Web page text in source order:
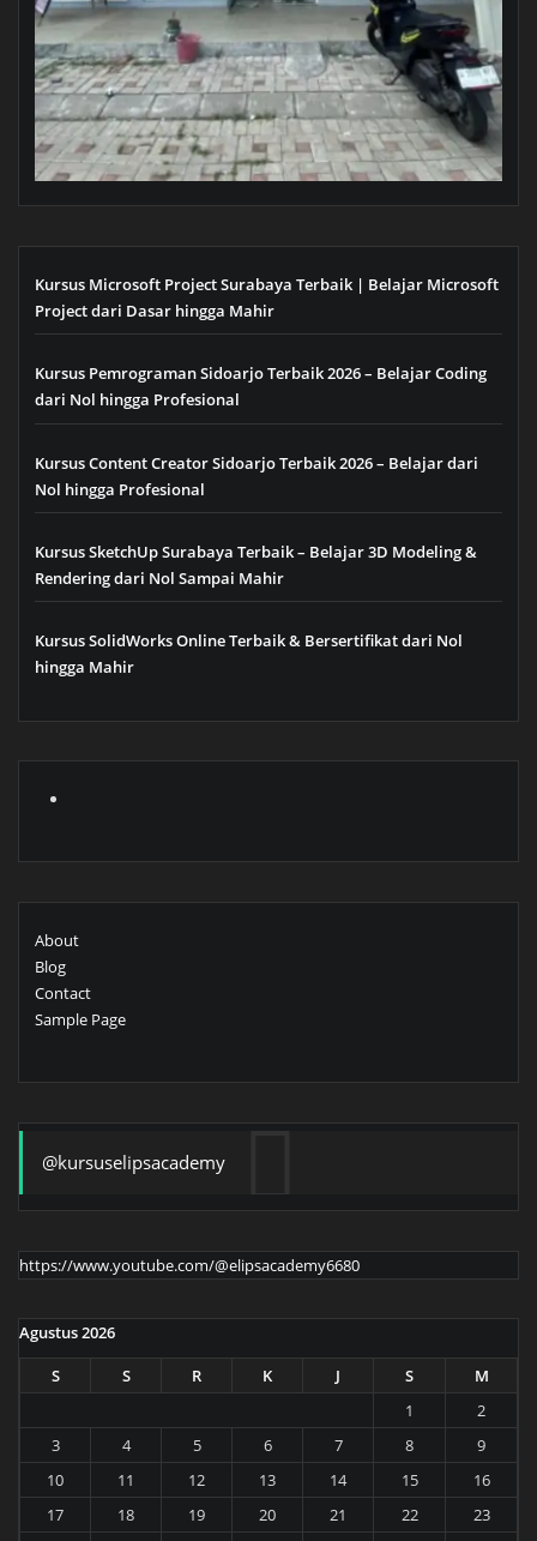
Kursus Microsoft Project Surabaya Terbaik | Belajar Microsoft
Project dari Dasar hingga Mahir
Kursus Pemrograman Sidoarjo Terbaik 2026 – Belajar Coding
dari Nol hingga Profesional
Kursus Content Creator Sidoarjo Terbaik 2026 – Belajar dari
Nol hingga Profesional
Kursus SketchUp Surabaya Terbaik – Belajar 3D Modeling &
Rendering dari Nol Sampai Mahir
Kursus SolidWorks Online Terbaik & Bersertifikat dari Nol
hingga Mahir
About
Blog
Contact
Sample Page
@kursuselipsacademy
https://www.youtube.com/@elipsacademy6680
Agustus 2026
S
S R K J S
M
1
2
3
4 5 6 7 8
9
10
11 12 13 14 15
16
17
18 19 20 21 22
23